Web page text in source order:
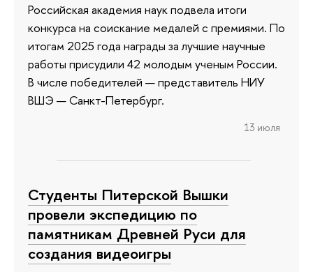
Российская академия наук подвела итоги
конкурса на соискание медалей с премиями. По
итогам 2025 года награды за лучшие научные
работы присудили 42 молодым ученым России.
В числе победителей — представитель НИУ
ВШЭ — Санкт-Петербург.
13 июля
Студенты Питерской Вышки
провели экспедицию по
памятникам Древней Руси для
создания видеоигры